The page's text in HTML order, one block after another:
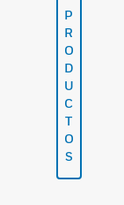
P
R
O
D
U
C
T
O
S